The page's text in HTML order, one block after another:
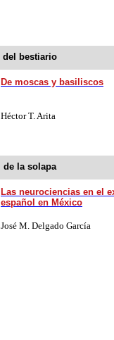
del bestiario
De moscas y basiliscos
Héctor T. Arita
de la solapa
Las neurociencias en el
español en México
José M. Delgado García